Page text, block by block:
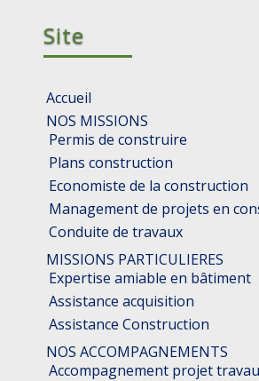
Site
Accueil
NOS MISSIONS
Permis de construire
Plans construction
Economiste de la construction
Management de projets en
Conduite de travaux
MISSIONS PARTICULIERES
Expertise amiable en bâtiment
Assistance acquisition
Assistance Construction
NOS ACCOMPAGNEMENTS
Accompagnement projet